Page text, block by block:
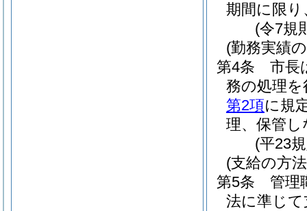
期間に限
(令7規
(勤務実績
第4条
市長
務の処理
第2項に規
理、保管
(平23
(支給の方
第5条
管理
法に準じ